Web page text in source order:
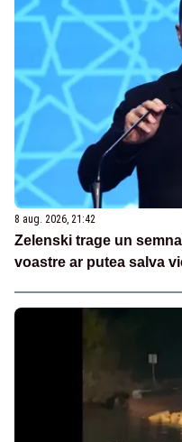
8 aug. 2026, 21:42
Zelenski trage un
voastre ar putea salva